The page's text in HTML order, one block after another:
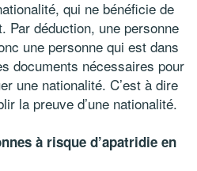
qui ne bénéficie de
Par déduction, une personne
une personne qui est dans
documents nécessaires pour
une nationalité. C’est à dire
la preuve d’une nationalité.
à risque d’apatridie en